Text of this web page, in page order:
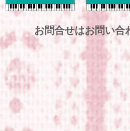
お問合せはお問い合